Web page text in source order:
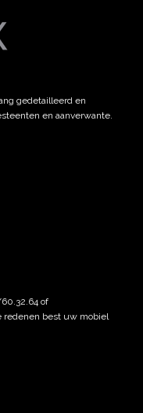
gedetailleerd en
en aanverwante.
of
redenen best uw mobiel